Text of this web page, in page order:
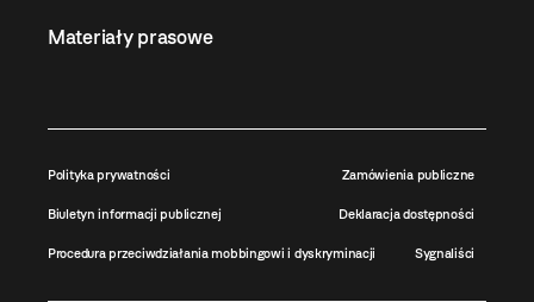
Materiały prasowe
Polityka prywatności Zamówienia publiczne
Biuletyn informacji publicznej Deklaracja dostępności
Procedura przeciwdziałania mobbingowi i dyskryminacji Sygnaliści